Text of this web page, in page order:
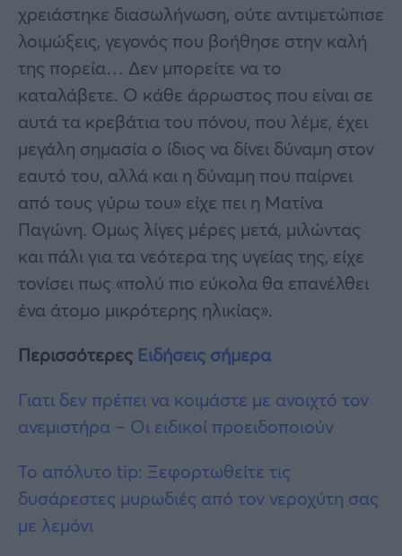
χρειάστηκε διασωλήνωση, ούτε αντιμετώπισε
λοιμώξεις, γεγονός που βοήθησε στην καλή
της πορεία… Δεν μπορείτε να το
καταλάβετε. Ο κάθε άρρωστος που είναι σε
αυτά τα κρεβάτια του πόνου, που λέμε, έχει
μεγάλη σημασία ο ίδιος να δίνει δύναμη στον
εαυτό του, αλλά και η δύναμη που παίρνει
από τους γύρω του» είχε πει η Ματίνα
Παγώνη. Ομως λίγες μέρες μετά, μιλώντας
και πάλι για τα νεότερα της υγείας της, είχε
τονίσει πως «πολύ πιο εύκολα θα επανέλθει
ένα άτομο μικρότερης ηλικίας».
Περισσότερες Ειδήσεις σήμερα
Γιατι δεν πρέπει να κοιμάστε με ανοιχτό τον
ανεμιστήρα – Οι ειδικοί προειδοποιούν
Το απόλυτο tip: Ξεφορτωθείτε τις
δυσάρεστες μυρωδιές από τον νεροχύτη σας
με λεμόνι